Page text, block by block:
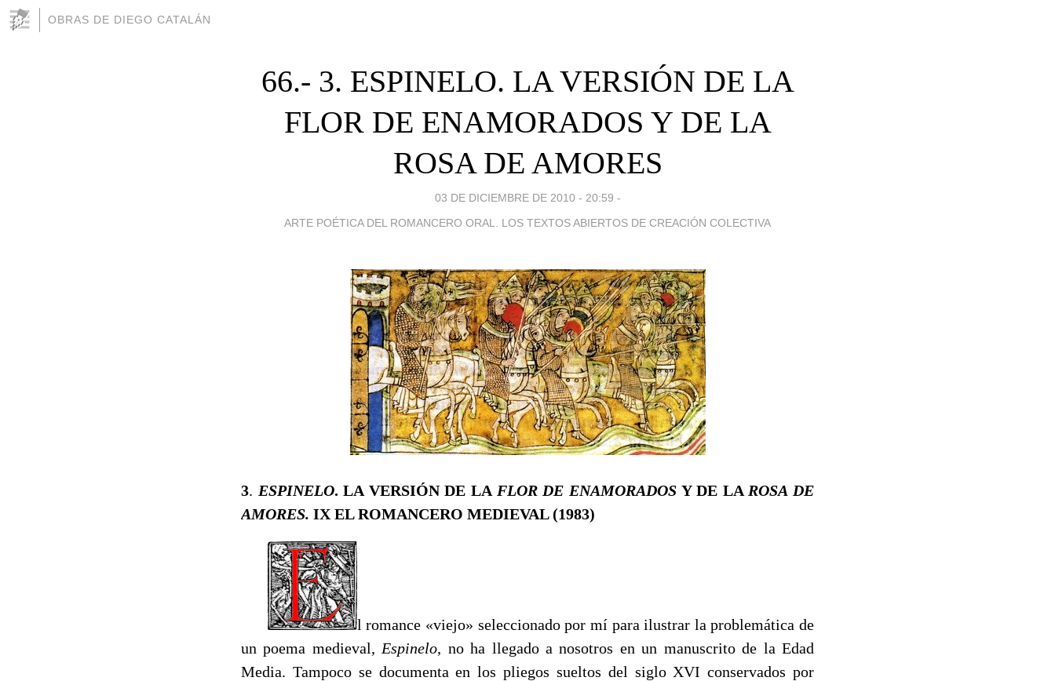
OBRAS DE DIEGO CATALÁN
66.- 3. ESPINELO. LA VERSIÓN DE LA
FLOR DE ENAMORADOS Y DE LA
ROSA DE AMORES
03 DE DICIEMBRE DE 2010 - 20:59 -
ARTE POÉTICA DEL ROMANCERO ORAL. LOS TEXTOS ABIERTOS DE CREACIÓN COLECTIVA
3. ESPINELO. LA VERSIÓN DE LA FLOR DE ENAMORADOSY DE LA ROSA DE
AMORES. IX EL ROMANCERO MEDIEVAL (1983)
l romance «viejo» seleccionado por mí para ilustrar la problemática de
un poema medieval, Espinelo, no ha llegado a nosotros en un manuscrito de la Edad
Media. Tampoco se documenta en los pliegos sueltos del siglo XVI conservados por